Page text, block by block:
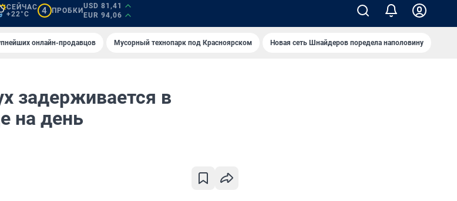
СЕЙЧАС
+22°C
4 ПРОБКИ
USD 81,41
EUR 94,06
онлайн-продавцов Мусорный технопарк под Крaсноярском Новая сеть Шнайдеров поредела наполовину
задерживается в
на день